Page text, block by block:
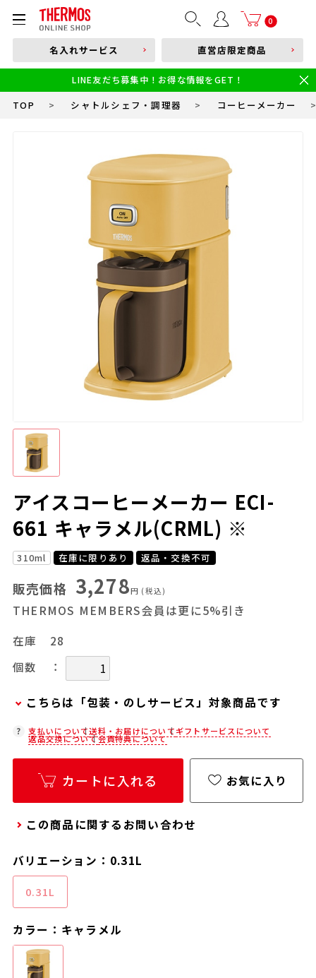
0
部品購入はこちら
本体品番やキーワードを入力
食洗機対応 新製品
幼児・園児向け水筒
小学生 低・中学年向け水筒
小学生 中・高学年向け水筒
名入れサービス 直営店限定商品
LINE友だち募集中！お得な情報をGET！
TOP > シャトルシェフ・調理器 > コーヒーメーカー
アイスコーヒーメーカー ECI-
661 キャラメル(CRML) ※
310ml 在庫に限りあり 返品・交換不可
販売価格 3,278円 (税込)
THERMOS MEMBERS会員は更に5%引き
在庫
28
個数
：
こちらは「包装・のしサービス」対象商品です
弊社での包装・のしを希望される場合は、商品を
カートに入れた後に「会員限定のし・ラッピング
い。
バッグは含まれておりません。手提げ袋やギフト
願いいたします。
通常商品用ギフト用品(バッグ・紙袋)
支払いについて送料・お届けについてギフトサービスについて
返品交換について会員特典について
カートに入れる お気に入り
この商品に関するお問い合わせ
バリエーション：0.31L
0.31L
カラー：キャラメル